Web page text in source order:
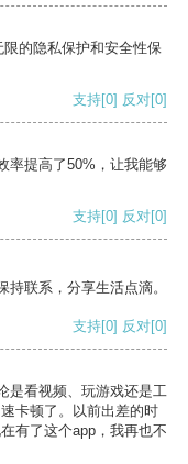
的隐私保护和安全性保
支持[0] 反对[0]
率提高了50%，让我能够
支持[0] 反对[0]
联系，分享生活点滴。
支持[0] 反对[0]
是看视频、玩游戏还是工
卡顿了。以前出差的时
有了这个app，我再也不